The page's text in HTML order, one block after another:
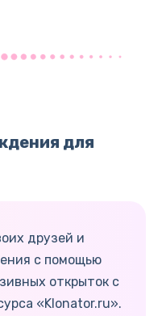
для
друзей и
с помощью
открыток с
«Klonator.ru».